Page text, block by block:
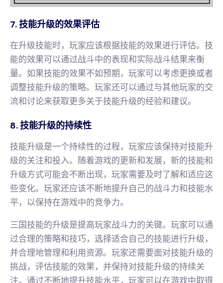
7. 技能升级的效果评估
在升级技能时，玩家应该根据技能的效果进行评估。技
能的效果可以通过战斗中的表现和实际战斗结果来衡
量。如果技能的效果不如预期，玩家可以考虑更换或者
调整技能升级的策略。玩家还可以通过与其他玩家的交
流和讨论来获取更多关于技能升级的经验和建议。
8. 技能升级的持续性
技能升级是一个持续性的过程，玩家应该保持对技能升
级的关注和投入。随着游戏的更新和发展，新的技能和
升级方式可能会不断出现，玩家需要及时了解和适应这
些变化。玩家还应该不断地提升自己的战斗力和技能水
平，以保持在游戏中的竞争力。
三国技能的升级是提高玩家战斗力的关键。玩家可以通
过合理的策略和技巧，选择适合自己的技能进行升级，
并合理地管理和利用资源。玩家还需要面对技能升级的
挑战，评估技能的效果，并保持对技能升级的持续关
注。通过不断地提升技能水平，玩家可以在游戏中取得